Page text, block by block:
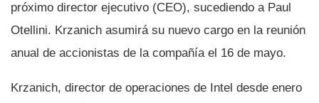
próximo director ejecutivo (CEO), sucediendo a Paul
Otellini. Krzanich asumirá su nuevo cargo en la reunión
anual de accionistas de la compañí­a el 16 de mayo.
Krzanich, director de operaciones de Intel desde enero